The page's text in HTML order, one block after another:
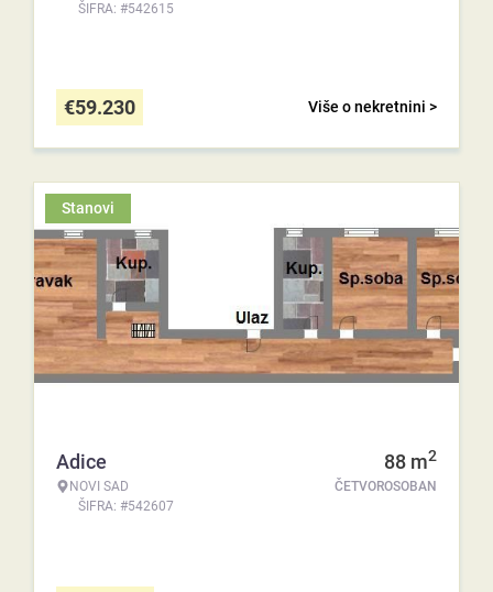
ŠIFRA: #542615
Više o nekretnini >
€59.230
Stanovi
Adice
NOVI SAD
ŠIFRA: #542607
88 m2
ČETVOROSOBAN